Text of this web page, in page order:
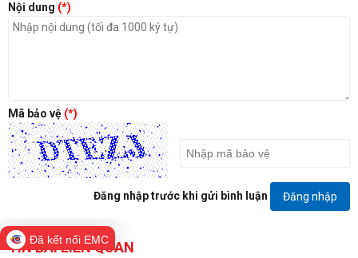
Nội dung (*)
Mã bảo vệ (*)
Đăng nhập trước khi gửi bình luận Đăng nhập
TIN BÀI LIÊN QUAN
Đã kết nối EMC